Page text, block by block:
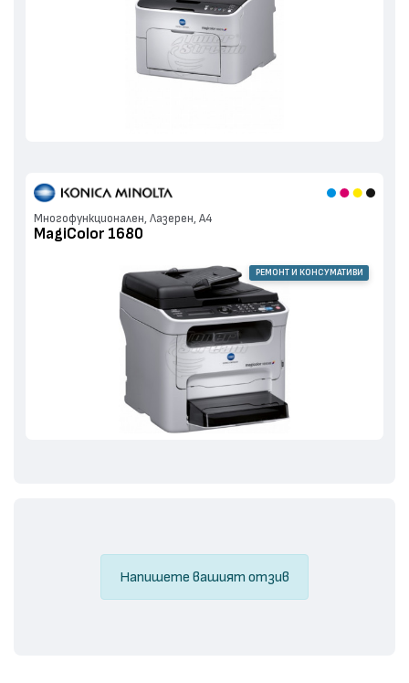
Многофункционален, Лазерен, А4
MagiColor 1680
РЕМОНТ И КОНСУМАТИВИ
Напишете вашият отзив